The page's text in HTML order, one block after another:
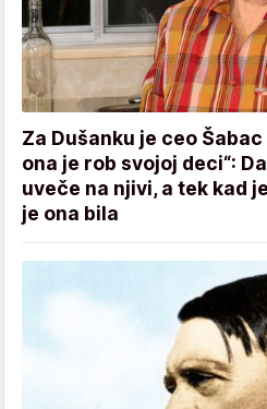
Za Dušanku je ceo
ona je rob svojoj deci“:
uveče na njivi, a tek kad
je ona bila